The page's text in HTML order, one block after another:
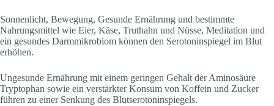
Sonnenlicht, Bewegung, Gesunde Ernährung und bestimmte
Nahrungsmittel wie Eier, Käse, Truthahn und Nüsse, Meditation und
ein gesundes Darmmikrobiom können den Serotoninspiegel im Blut
erhöhen.
Ungesunde Ernährung mit einem geringen Gehalt der Aminosäure
Tryptophan sowie ein verstärkter Konsum von Koffein und Zucker
führen zu einer Senkung des Blutserotoninspiegels.